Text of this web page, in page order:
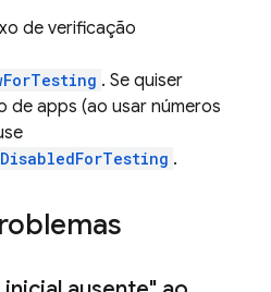
de verificação
. Se quiser
de apps (ao usar números
.